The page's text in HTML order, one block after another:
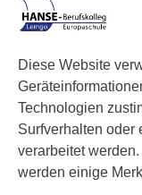
Diese Website
Technologien
Surfverhalten oder
verarbeitet
werden einige
Anfahrt
HANSE-Berufskolleg
32657 Lemgo
Anreisemöglichkeiten
Links
Facebook